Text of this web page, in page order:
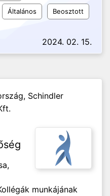
Általános Beosztott
2024. 02. 15.
Schindler
munkájának